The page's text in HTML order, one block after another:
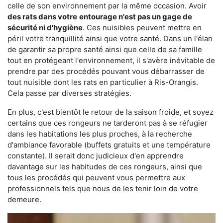
celle de son environnement par la même occasion. Avoir
des rats dans votre entourage n'est pas un gage de
sécurité ni d'hygiène. Ces nuisibles peuvent mettre en
péril votre tranquillité ainsi que votre santé. Dans un l'élan
de garantir sa propre santé ainsi que celle de sa famille
tout en protégeant l'environnement, il s'avère inévitable de
prendre par des procédés pouvant vous débarrasser de
tout nuisible dont les rats en particulier à Ris-Orangis.
Cela passe par diverses stratégies.
En plus, c'est bientôt le retour de la saison froide, et soyez
certains que ces rongeurs ne tarderont pas à se réfugier
dans les habitations les plus proches, à la recherche
d'ambiance favorable (buffets gratuits et une température
constante). Il serait donc judicieux d'en apprendre
davantage sur les habitudes de ces rongeurs, ainsi que
tous les procédés qui peuvent vous permettre aux
professionnels tels que nous de les tenir loin de votre
demeure.